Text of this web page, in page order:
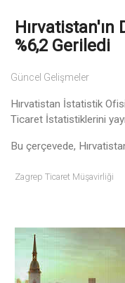
Hırvatistan'ın
%6,2 Geriledi
Güncel Gelişmeler
Hırvatistan İstatistik
Ticaret İstatistiklerini
Bu çerçevede,
Zagrep Ticaret Müşavirliği